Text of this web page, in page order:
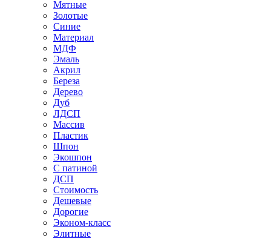
Мятные
Золотые
Синие
Материал
МДФ
Эмаль
Акрил
Береза
Дерево
Дуб
ЛДСП
Массив
Пластик
Шпон
Экошпон
С патиной
ДСП
Стоимость
Дешевые
Дорогие
Эконом-класс
Элитные